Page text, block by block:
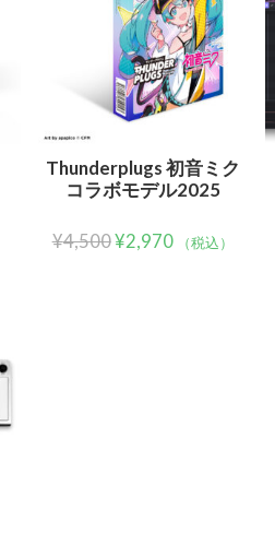
Thunderplugs 初音ミク
コラボモデル2025
¥4,500¥2,970 （税込）